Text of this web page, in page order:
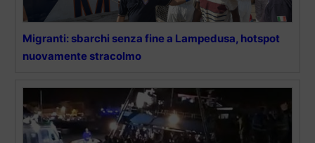
Migranti: sbarchi senza fine a Lampedusa, hotspot
nuovamente stracolmo